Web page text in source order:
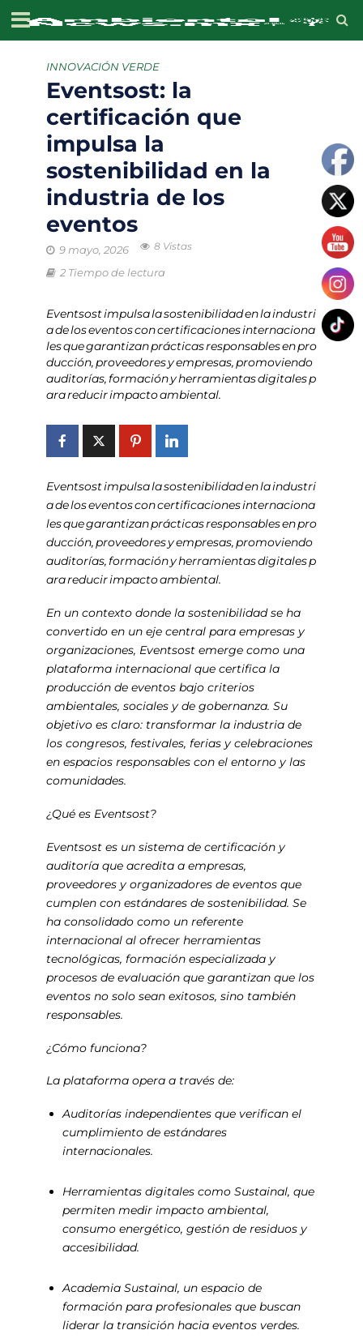
INNOVACIÓN VERDE
Eventsost: la
certificación que
impulsa la
sostenibilidad en la
industria de los
eventos
9 mayo, 2026 8 Vistas
2 Tiempo de lectura
Eventsost impulsa la sostenibilidad en la industri
a de los eventos con certificaciones internaciona
les que garantizan prácticas responsables en pro
ducción, proveedores y empresas, promoviendo
auditorías, formación y herramientas digitales p
ara reducir impacto ambiental.
Eventsost impulsa la sostenibilidad en la industri
a de los eventos con certificaciones internaciona
les que garantizan prácticas responsables en pro
ducción, proveedores y empresas, promoviendo
auditorías, formación y herramientas digitales p
ara reducir impacto ambiental.
En un contexto donde la sostenibilidad se ha
convertido en un eje central para empresas y
organizaciones, Eventsost emerge como una
plataforma internacional que certifica la
producción de eventos bajo criterios
ambientales, sociales y de gobernanza. Su
objetivo es claro: transformar la industria de
los congresos, festivales, ferias y celebraciones
en espacios responsables con el entorno y las
comunidades.
¿Qué es Eventsost?
Eventsost es un sistema de certificación y
auditoría que acredita a empresas,
proveedores y organizadores de eventos que
cumplen con estándares de sostenibilidad. Se
ha consolidado como un referente
internacional al ofrecer herramientas
tecnológicas, formación especializada y
procesos de evaluación que garantizan que los
eventos no solo sean exitosos, sino también
responsables.
¿Cómo funciona?
La plataforma opera a través de:
Auditorías independientes que verifican el
cumplimiento de estándares
internacionales.
Herramientas digitales como Sustainal, que
permiten medir impacto ambiental,
consumo energético, gestión de residuos y
accesibilidad.
Academia Sustainal, un espacio de
formación para profesionales que buscan
liderar la transición hacia eventos verdes.